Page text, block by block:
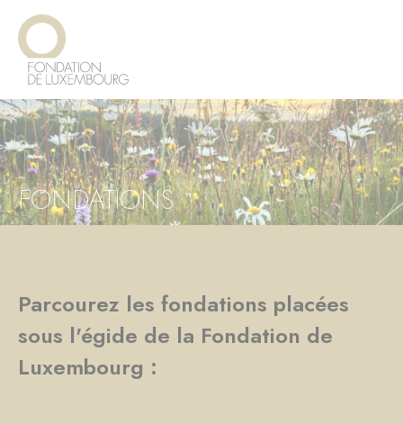
Aller
contenu
principal
FONDATIONS
Parcourez les fondations placées
sous l'égide de la Fondation de
Luxembourg :
Panneau de gestion des cookies